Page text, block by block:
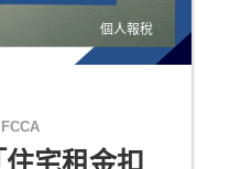
個人報稅